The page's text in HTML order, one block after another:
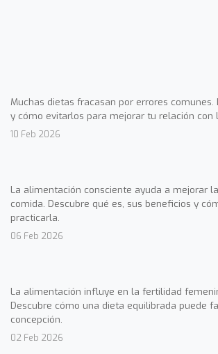
Muchas dietas fracasan por errores comunes.
y cómo evitarlos para mejorar tu relación con
10 Feb 2026
La alimentación consciente ayuda a mejorar
comida. Descubre qué es, sus beneficios y
practicarla.
06 Feb 2026
La alimentación influye en la fertilidad
Descubre cómo una dieta equilibrada puede
concepción.
02 Feb 2026